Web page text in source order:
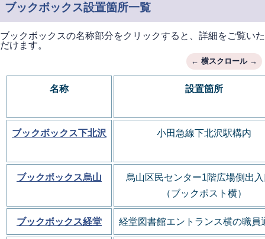
ブックボックス設置箇所一覧
ブックボックスの名称部分をクリックすると、詳細をご覧いた
だけます。
名称 設置箇所
ブックボックス下北沢 小田急線下北沢駅構内
ブックボックス烏山 烏山区民センター1階広場側出
（ブックポスト横）
ブックボックス経堂 経堂図書館エントランス横の職員